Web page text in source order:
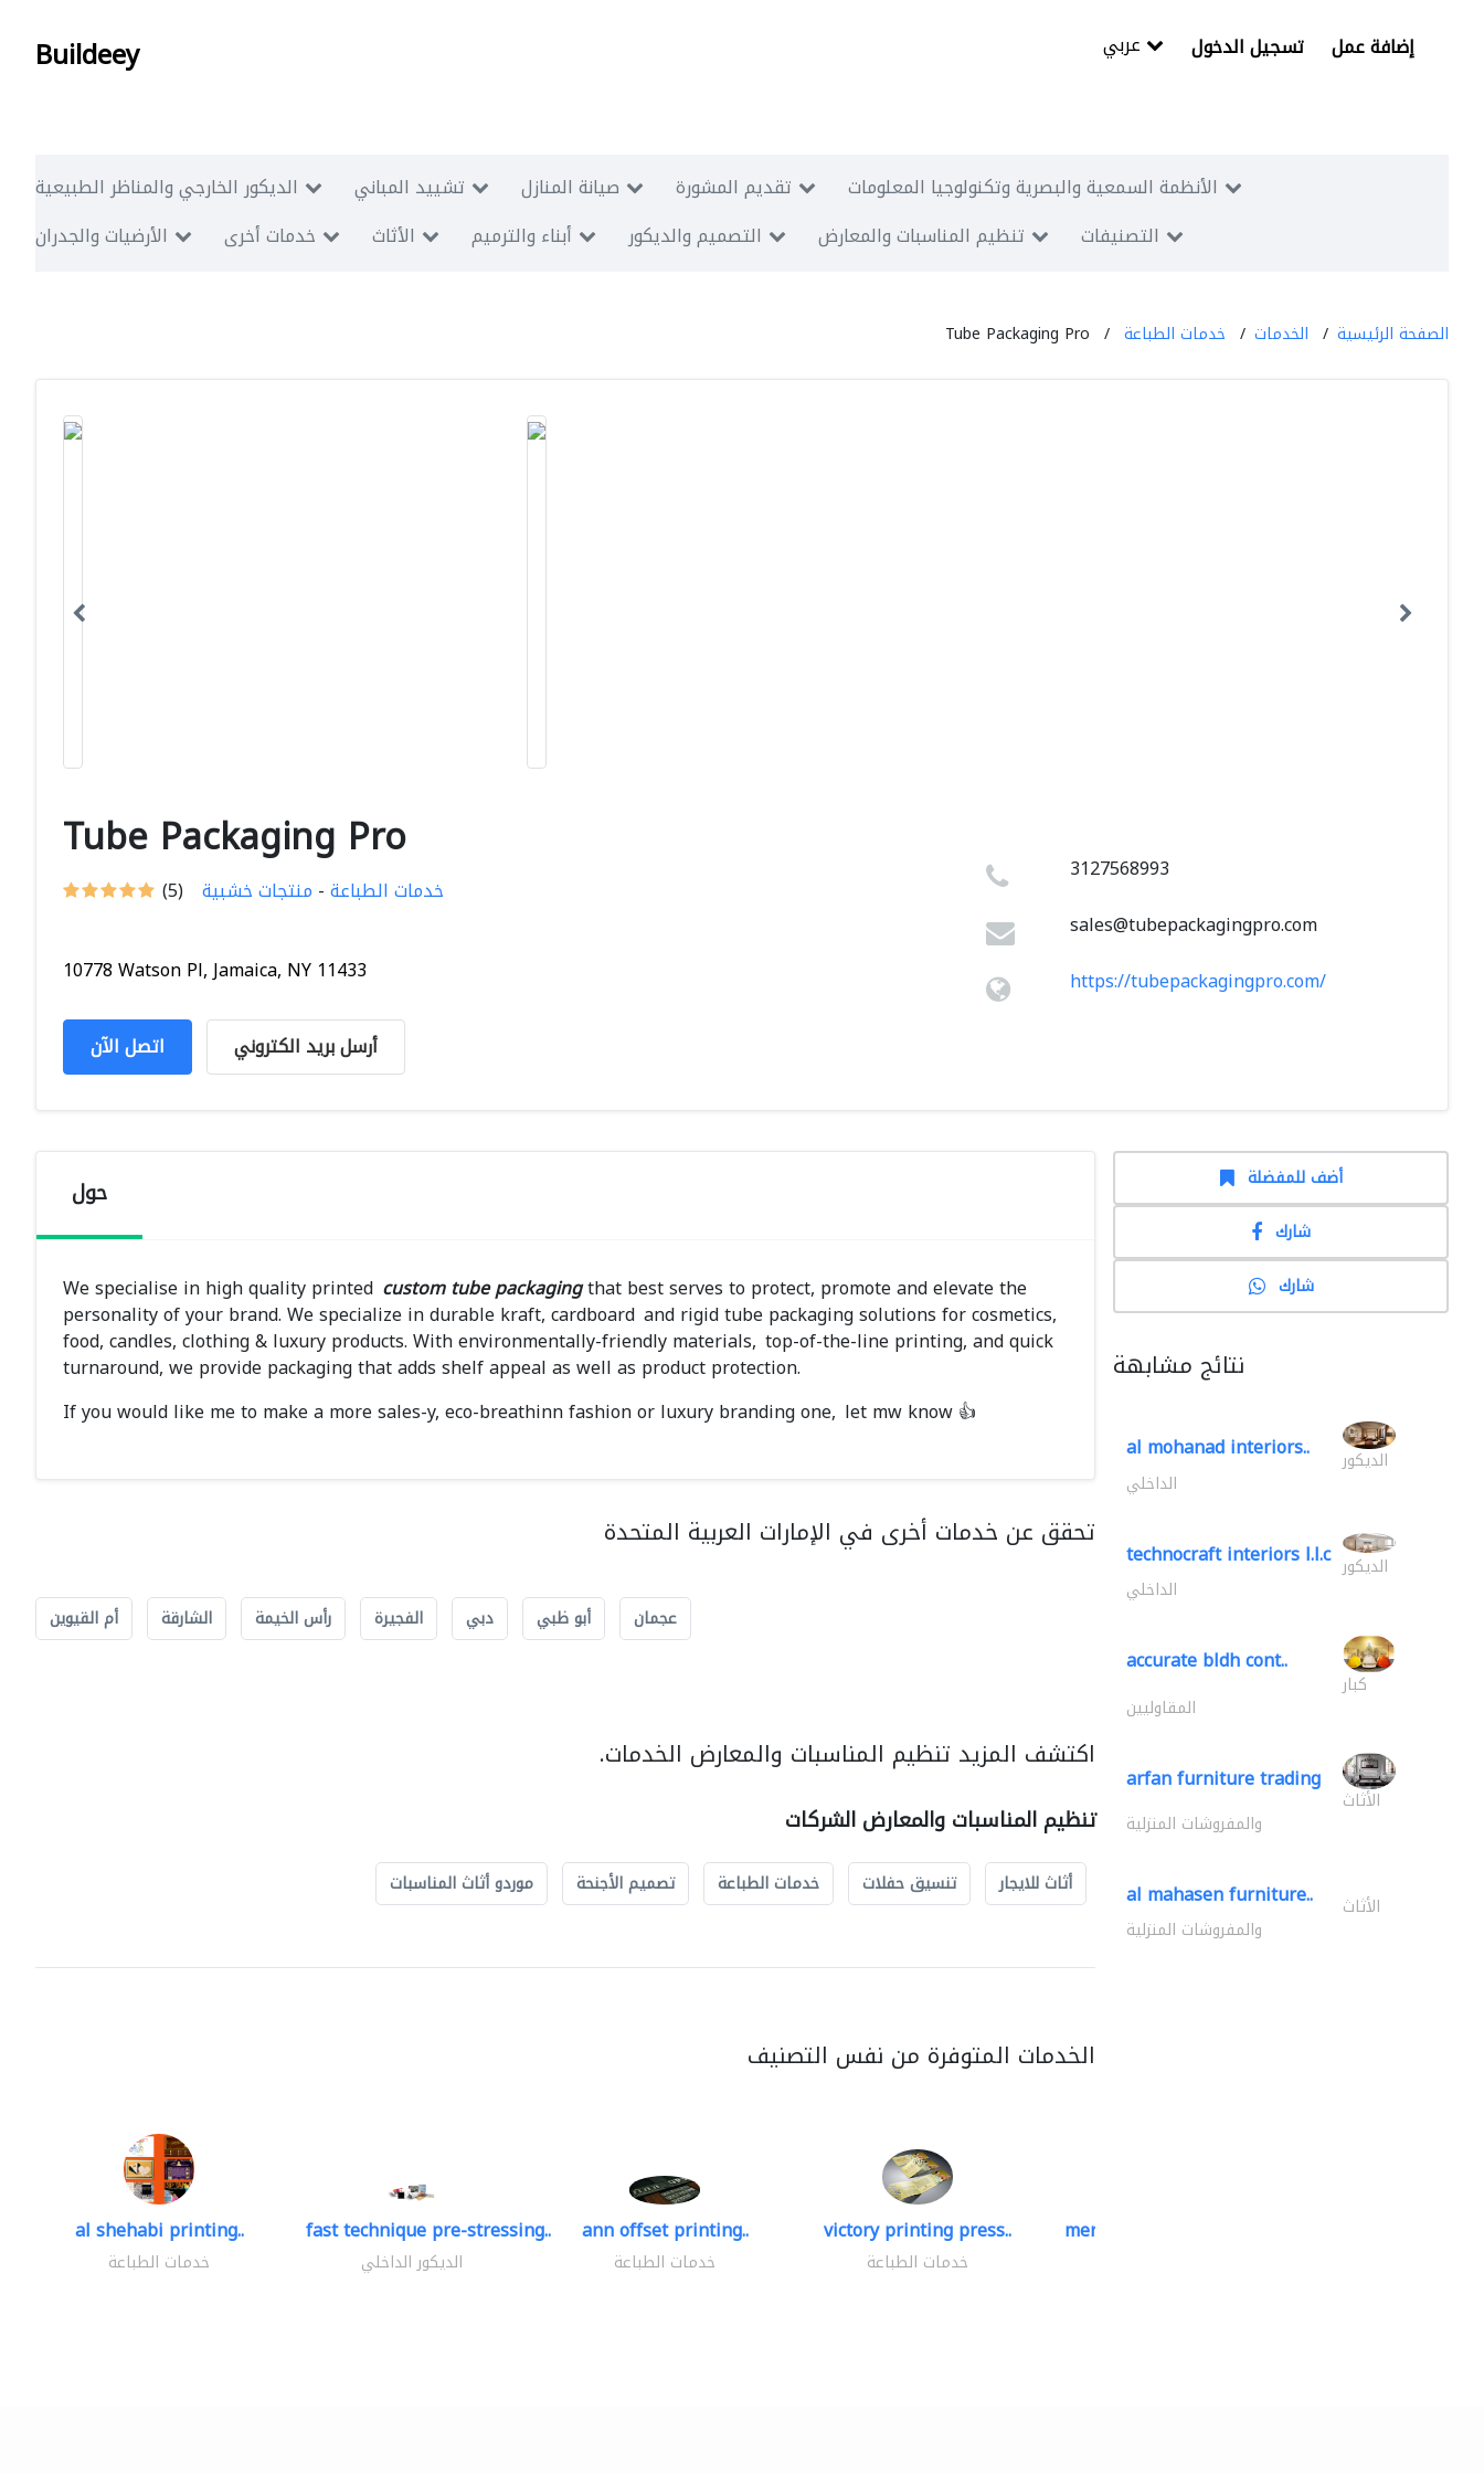
Buildeey تسجيل الدخول إضافة عمل
الديكور الخارجي والمناظر الطبيعية تشييد المباني صيانة المنازل تقديم المشورة
الأنظمة السمعية والبصرية وتكنولوجيا المعلومات
الأرضيات والجدران
خدمات أخرى الأثاث أبناء والترميم التصميم والديكور تنظيم المناسبات والمعارض التصنيفات
الصفحة الرئيسية الخدمات خدمات الطباعة Tube Packaging Pro
Tube Packaging Pro
(5) خدمات الطباعة- منتجات خشبية
10778 Watson Pl, Jamaica, NY 11433
اتصل الآن أرسل بريد الكتروني
3127568993
sales@tubepackagingpro.com
https://tubepackagingpro.com/
حول
We specialise in high quality printed custom tube packagingthat best serves to protect, promote and elevate the
personality of your brand. We specialize in durable kraft, cardboard and rigid tube packaging solutions for cosmetics,
food, candles, clothing & luxury products. With environmentally-friendly materials, top-of-the-line printing, and quick
turnaround, we provide packaging that adds shelf appeal as well as product protection.
If you would like me to make a more sales-y, eco-breathinn fashion or luxury branding one, let mw know 👍
تحقق عن خدمات أخرى في الإمارات العربية المتحدة
عجمان أبو ظبي دبي الفجيرة رأس الخيمة الشارقة أم القيوين
اكتشف المزيد تنظيم المناسبات والمعارض الخدمات.
تنظيم المناسبات والمعارض الشركات
أثاث للايجار تنسيق حفلات خدمات الطباعة تصميم الأجنحة موردو أثاث المناسبات
الخدمات المتوفرة من نفس التصنيف
al shehabi printing..
خدمات الطباعة
fast technique pre-stressing..
الديكور الداخلي
ann offset printing..
خدمات الطباعة
victory printing press..
خدمات الطباعة
mermaid digital printing..
أضف للمفضلة
شارك
شارك
نتائج مشابهة
al mohanad interiors.. الديكور
الداخلي
technocraft interiors l.l.c الديكور
الداخلي
accurate bldh cont..
كبار
المقاوليين
arfan furniture trading
الأثاث
والمفروشات المنزلية
al mahasen furniture.. الأثاث
والمفروشات المنزلية